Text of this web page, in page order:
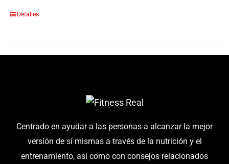
Detalles
Centrado en ayudar a las personas a alcanzar la mejor
versión de sí mismas a través de la nutrición y el
entrenamiento, así como con consejos relacionados